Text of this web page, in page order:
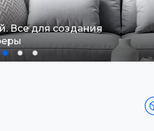
Все для создания